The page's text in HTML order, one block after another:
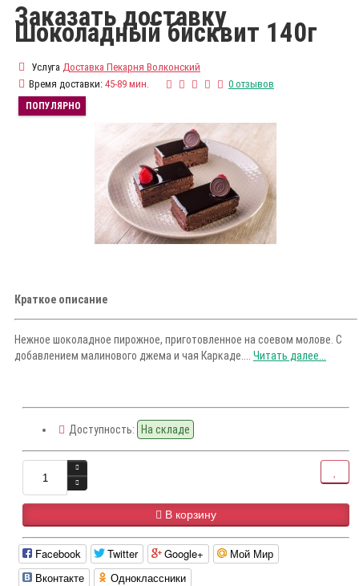
Заказать доставку
Шоколадный бисквит 140г
Услуга Доставка Пекарня Волконский
Время доставки: 45-89 мин. 0 отзывов
ПОПУЛЯРНО
Краткое описание
Нежное шоколадное пирожное, приготовленное на соевом молове. С
добавлением малинового джема и чая Каркаде.... Читать далее...
Доступность: На складе
В корзину
Facebook Twitter Google+
Мой Мир
Вконтакте
Одноклассники